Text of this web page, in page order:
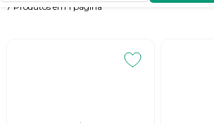
7 Produtos em 1 página